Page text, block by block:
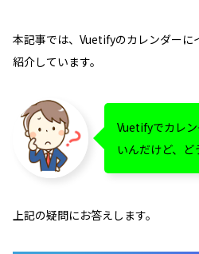
本記事では、Vuetifyのカレンダーに
紹介しています。
Vuetifyでカレ
いんだけど、ど
上記の疑問にお答えします。